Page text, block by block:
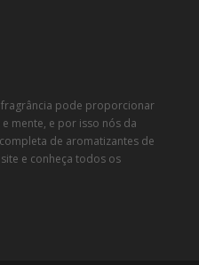
pode proporcionar
mente, e por isso nós da
de aromatizantes de
e conheça todos os